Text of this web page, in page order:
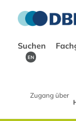
Suchen
EN
Zugang über